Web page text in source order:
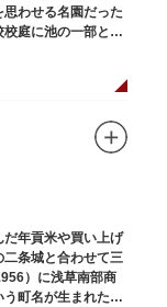
わせる名園だった
庭に池の一部と都
年貢米や買い上げ
条城と合わせて三
）に浅草南部商
町名が生まれたの